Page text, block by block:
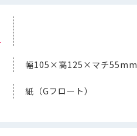
幅105×高125×マチ55mm
紙（Gフロート）